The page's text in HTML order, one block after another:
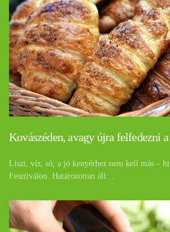
Kovászéden, avagy újra felfedezni
Liszt, víz, só, a jó kenyérhez nem kell más –
Fesztiválon. Határozottan áll…